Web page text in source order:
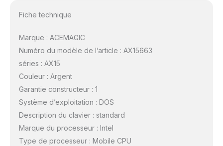
Fiche technique
Marque : ACEMAGIC
Numéro du modèle de l’article : AX15663
séries : AX15
Couleur : Argent
Garantie constructeur : 1
Système d’exploitation : DOS
Description du clavier : standard
Marque du processeur : Intel
Type de processeur : Mobile CPU